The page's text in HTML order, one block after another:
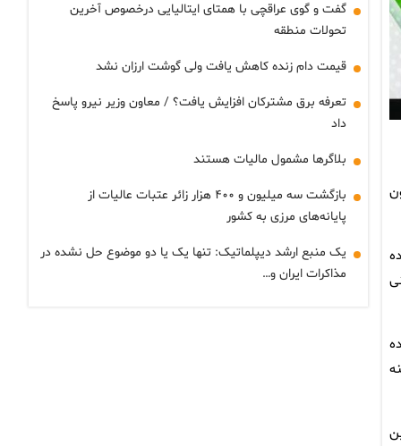
گفت و گوی عراقچی با همتای ایتالیایی درخصوص آخرین
تحولات منطقه
قیمت دام زنده کاهش یافت ولی گوشت ارزان نشد
تعرفه برق مشترکان افزایش یافت؟ / معاون وزیر نیرو پاسخ
داد
بلاگرها مشمول مالیات هستند
بازگشت سه میلیون و ۴۰۰ هزار زائر عتبات عالیات از
پایانه‌های مرزی به کشور
یک منبع ارشد دیپلماتیک: تنها یک یا دو موضوع حل نشده در
مذاکرات ایران و…